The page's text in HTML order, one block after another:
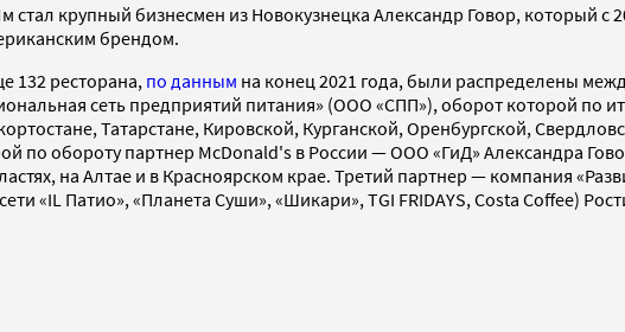
крупный бизнесмен из Новокузнецка Александр Говор, который с
брендом.
132 ресторана, по данным на конец 2021 года, были распределены
сеть предприятий питания» (ООО «СПП»), оборот которой по
Татарстане, Кировской, Курганской, Оренбургской,
по обороту партнер McDonald's в России — ООО «ГиД» Александра
на Алтае и в Красноярском крае. Третий партнер — компания
«IL Патио», «Планета Суши», «Шикари», TGI FRIDAYS, Costa Coffee)